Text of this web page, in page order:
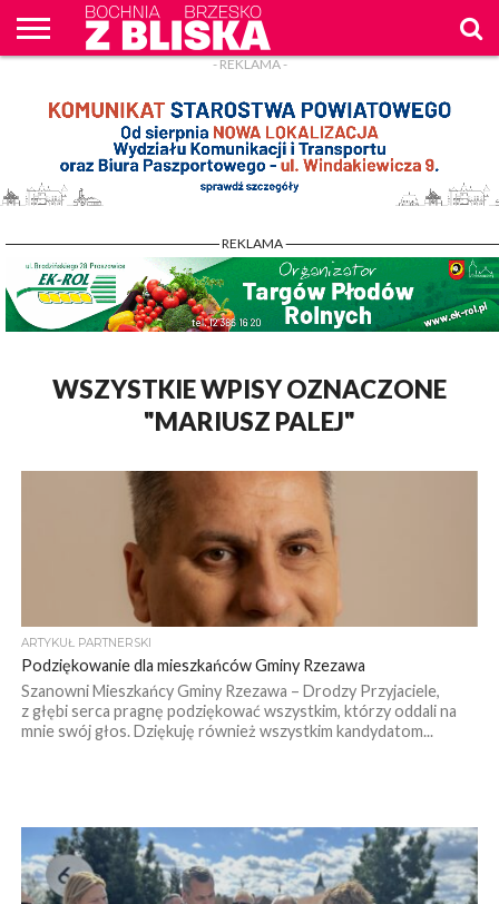
WPROST
REKLAM
- REKLAMA -
- REKLAMA -
WSZYSTKIE WPISY OZNACZONE
"MARIUSZ PALEJ"
ARTYKUŁ PARTNERSKI
Podziękowanie dla mieszkańców Gminy Rzezawa
Szanowni Mieszkańcy Gminy Rzezawa – Drodzy Przyjaciele,
z głębi serca pragnę podziękować wszystkim, którzy oddali na
mnie swój głos. Dziękuję również wszystkim kandydatom...